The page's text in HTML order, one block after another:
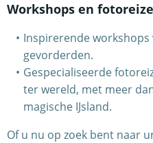
Workshops en
Inspirerende
gevorderden.
Gespecialiseerde
ter wereld, met meer
magische IJsland.
Of u nu op zoek bent naar